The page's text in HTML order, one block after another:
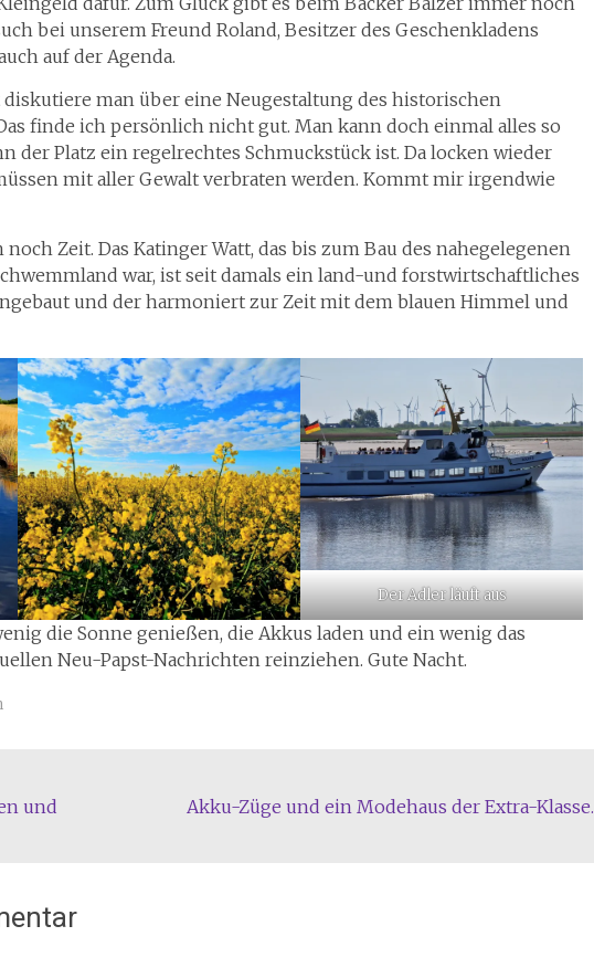
bei unserem Freund Roland, Besitzer des Geschenkladens
auf der Agenda.
man über eine Neugestaltung des historischen
finde ich persönlich nicht gut. Man kann doch einmal alles so
der Platz ein regelrechtes Schmuckstück ist. Da locken wieder
mit aller Gewalt verbraten werden. Kommt mir irgendwie
Zeit. Das Katinger Watt, das bis zum Bau des nahegelegenen
war, ist seit damals ein land-und forstwirtschaftliches
und der harmoniert zur Zeit mit dem blauen Himmel und
Der Adler läuft aus
die Sonne genießen, die Akkus laden und ein wenig das
Neu-Papst-Nachrichten reinziehen. Gute Nacht.
und
Akku-Züge und ein Modehaus der Extra-Klasse.